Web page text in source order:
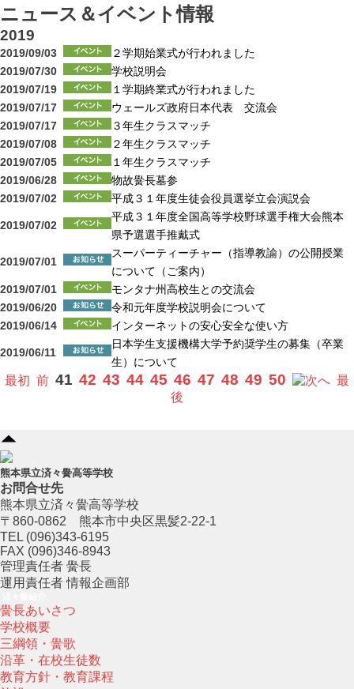
ニュース＆イベント情報
2019
2019/09/03
２学期始業式が行われました
2019/07/30
学校説明会
2019/07/19
１学期終業式が行われました
2019/07/17
ウェールズ政府日本代表 交流会
2019/07/17
３年生クラスマッチ
2019/07/08
２年生クラスマッチ
2019/07/05
１年生クラスマッチ
2019/06/28
物故黌長墓参
2019/07/02
平成３１年度生徒会役員選挙立会演説会
2019/07/02
平成３１年度全国高等学校野球選手権大会熊本
県予選選手推戴式
2019/07/01
スーパーティーチャー（指導教諭）の公開授業
について（ご案内）
2019/07/01
モンタナ州高校生との交流会
2019/06/20
令和元年度学校説明会について
2019/06/14
インターネットの安心安全な使い方
2019/06/11
日本学生支援機構大学予約奨学生の募集（卒業
生）について
最初 前 41 42 43 44 45 46 47 48 49 50 へ 最
後
熊本県立済々黌高等学校
お問合せ先
熊本県立済々黌高等学校
〒860-0862 熊本市中央区黒髪2-22-1
TEL (096)343-6195
FAX (096)346-8943
管理責任者 黌長
運用責任者 情報企画部
黌長あいさつ
学校概要
三綱領・黌歌
沿革・在校生徒数
教育方針・教育課程